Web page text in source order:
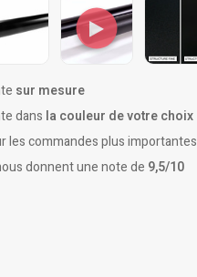
sur mesure
dans la couleur de votre choix
les commandes plus importantes
donnent une note de 9,5/10